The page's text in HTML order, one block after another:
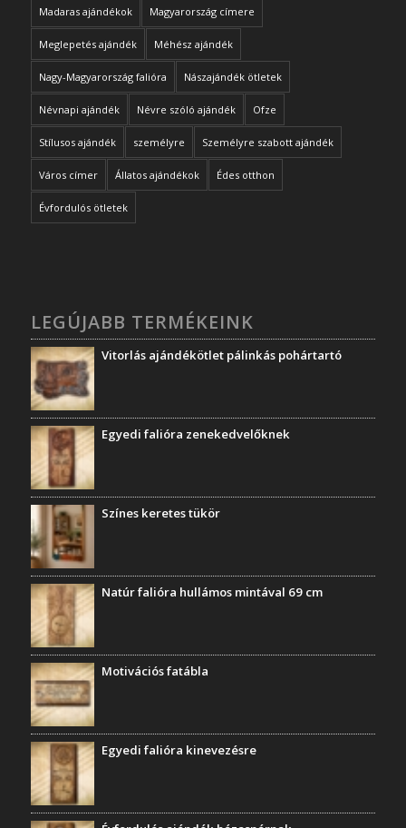
Madaras ajándékok Magyarország címere
Meglepetés ajándék Méhész ajándék
Nagy-Magyarország falióra Nászajándék ötletek
Névnapi ajándék Névre szóló ajándék Ofze
Stílusos ajándék személyre Személyre szabott ajándék
Város címer Állatos ajándékok Édes otthon
Évfordulós ötletek
LEGÚJABB TERMÉKEINK
Vitorlás ajándékötlet pálinkás pohártartó
Egyedi falióra zenekedvelőknek
Színes keretes tükör
Natúr falióra hullámos mintával 69 cm
Motivációs fatábla
Egyedi falióra kinevezésre